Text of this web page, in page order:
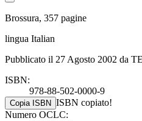
Brossura, 357 pagine
lingua Italian
Pubblicato il 27 Agosto 2002 da
ISBN:
978-88-502-0000-9
Copia ISBN ISBN copiato!
Numero OCLC: